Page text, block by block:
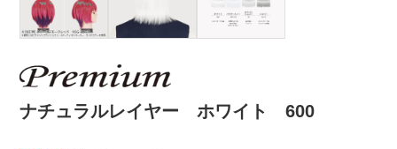
ナチュラルレイヤー ホワイト 600